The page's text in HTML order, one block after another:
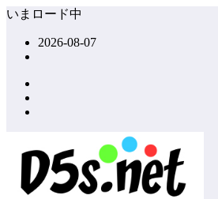
コ
いまロード中
2026-08-07